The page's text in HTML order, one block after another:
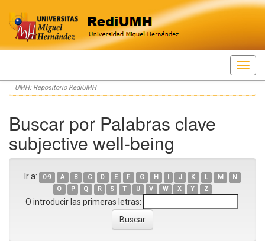
Skip
navigation
UMH: Repositorio RediUMH
Buscar por Palabras clave
subjective well-being
Ir a: 0-9 A B C D E F G H I J K L M
N
O
P Q R S T U V W X Y Z
O introducir las primeras letras: